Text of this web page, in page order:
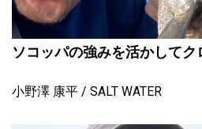
ソコッパの強みを活かしてク
小野澤 康平 SALT WATER